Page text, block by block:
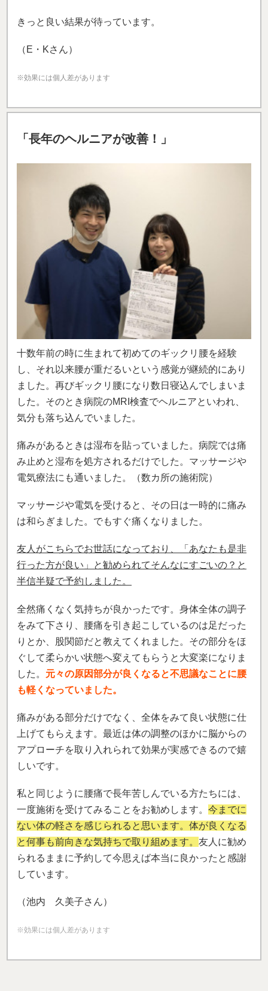
きっと良い結果が待っています。
（E・Kさん）
※効果には個人差があります
「長年のヘルニアが改善！」
十数年前の時に生まれて初めてのギックリ腰を経験
し、それ以来腰が重だるいという感覚が継続的にあり
ました。再びギックリ腰になり数日寝込んでしまいま
した。そのとき病院のMRI検査でヘルニアといわれ、
気分も落ち込んでいました。
痛みがあるときは湿布を貼っていました。病院では痛
み止めと湿布を処方されるだけでした。マッサージや
電気療法にも通いました。（数カ所の施術院）
マッサージや電気を受けると、その日は一時的に痛み
は和らぎました。でもすぐ痛くなりました。
友人がこちらでお世話になっており、「あなたも是非
行った方が良い」と勧められてそんなにすごいの？と
半信半疑で予約しました。
全然痛くなく気持ちが良かったです。身体全体の調子
をみて下さり、腰痛を引き起こしているのは足だった
りとか、股関節だと教えてくれました。その部分をほ
ぐして柔らかい状態へ変えてもらうと大変楽になりま
した。 元々の原因部分が良くなると不思議なことに腰
も軽くなっていました。
痛みがある部分だけでなく、全体をみて良い状態に仕
上げてもらえます。最近は体の調整のほかに脳からの
アプローチを取り入れられて効果が実感できるので嬉
しいです。
私と同じように腰痛で長年苦しんでいる方たちには、
一度施術を受けてみることをお勧めします。 今までに
ない体の軽さを感じられると思います。体が良くなる
と何事も前向きな気持ちで取り組めます。 友人に勧め
られるままに予約して今思えば本当に良かったと感謝
しています。
（池内 久美子さん）
※効果には個人差があります